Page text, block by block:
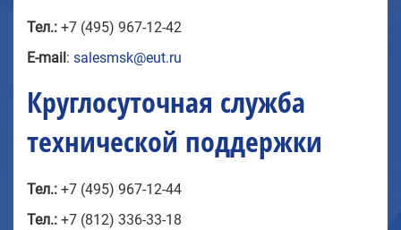
Тел.: +7 (495) 967-12-42
E-mail : salesmsk@eut.ru
Круглосуточная служба
технической поддержки
Тел.: +7 (495) 967-12-44
Тел.: +7 (812) 336-33-18